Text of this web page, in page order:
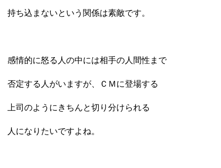
持ち込まないという関係は素敵です。
感情的に怒る人の中には相手の人間性まで
否定する人がいますが、ＣＭに登場する
上司のようにきちんと切り分けられる
人になりたいですよね。